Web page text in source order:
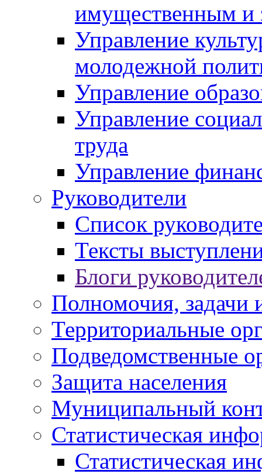
имущественным и
Управление
молодежной
Управление
Управление
труда
Управление
Руководители
Список
Тексты
Блоги
Полномочия, задачи
Территориальные
Подведомственные
Защита населения
Муниципальный
Статистическая
Статистическая